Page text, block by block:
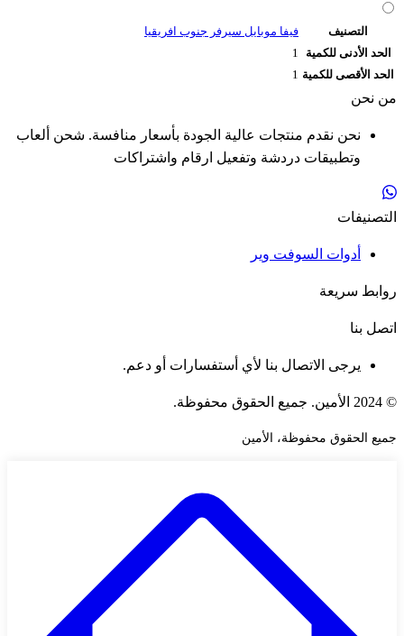
التصنيف
فيفا موبايل سيرفر جنوب افريقيا
الحد الأدنى للكمية
1
الحد الأقصى للكمية 1
من نحن
نحن نقدم منتجات عالية الجودة بأسعار منافسة. شحن ألعاب
وتطبيقات دردشة وتفعيل ارقام واشتراكات
التصنيفات
أدوات السوفت وير
روابط سريعة
اتصل بنا
يرجى الاتصال بنا لأي أستفسارات أو دعم.
© 2024 الأمين. جميع الحقوق محفوظة.
جميع الحقوق محفوظة، الأمين